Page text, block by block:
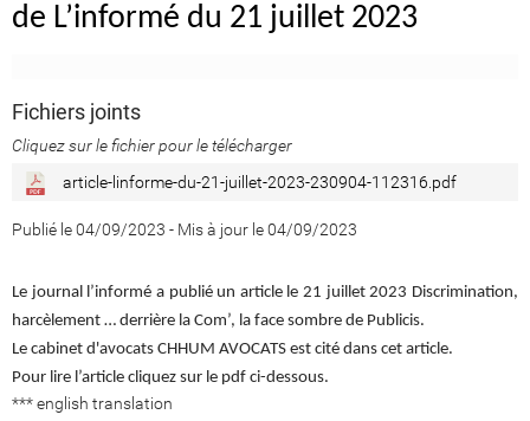
de L’informé du 21 juillet 2023
Fichiers joints
Cliquez sur le fichier pour le télécharger
article-linforme-du-21-juillet-2023-230904-112316.pdf
Publié le 04/09/2023 - Mis à jour le 04/09/2023
Le journal l’informé a publié un article le 21 juillet 2023 Discrimination,
harcèlement … derrière la Com’, la face sombre de Publicis.
Le cabinet d'avocats CHHUM AVOCATS est cité dans cet article.
Pour lire l’article cliquez sur le pdf ci-dessous.
*** english translation